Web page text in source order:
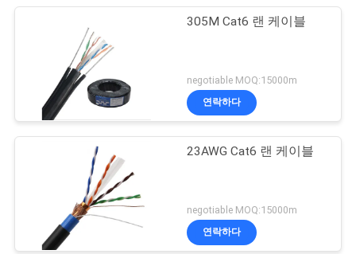
305M Cat6 랜 케이블
negotiable MOQ:15000m
연락하다
23AWG Cat6 랜 케이블
negotiable MOQ:15000m
연락하다